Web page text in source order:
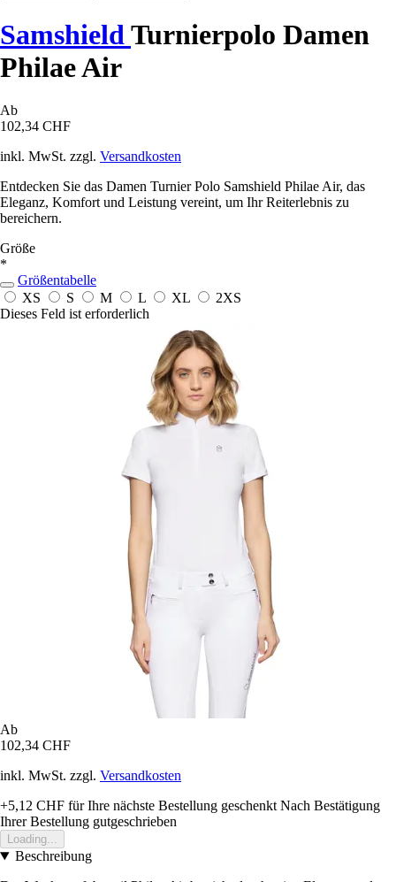
Samshield Turnierpolo Damen
Philae Air
Ab
102,34 CHF
inkl. MwSt. zzgl. Versandkosten
Entdecken Sie das Damen Turnier Polo Samshield Philae Air, das
Eleganz, Komfort und Leistung vereint, um Ihr Reiterlebnis zu
bereichern.
Größe
*
Größentabelle
XS
S M L XL
2XS
Dieses Feld ist erforderlich
Ab
102,34 CHF
inkl. MwSt. zzgl. Versandkosten
+5,12 CHF für Ihre nächste Bestellung geschenkt Nach Bestätigung
Ihrer Bestellung gutgeschrieben
Loading...
Beschreibung